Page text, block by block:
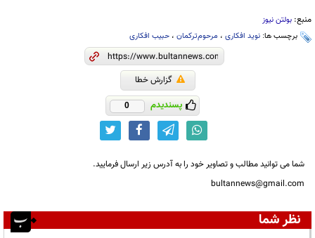
منبع: بولتن نیوز
برچسب ها: نوید افکاری ، مرحوم‌ترکمان ، حبیب افکاری
گزارش خطا
پسندیدم 0
شما می توانید مطالب و تصاویر خود را به آدرس زیر ارسال فرمایید.
bultannews@gmail.com
نظر شما